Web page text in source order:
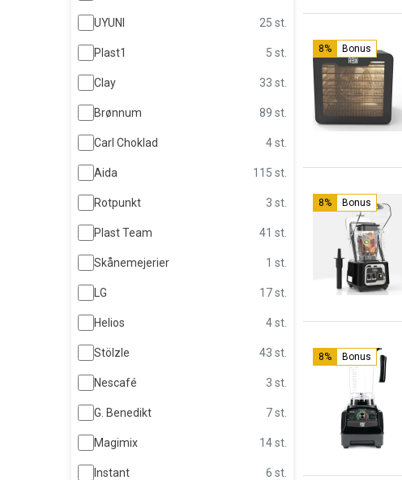
UYUNI 25 st.
Plast1 5 st.
Clay 33 st.
Brønnum 89 st.
Carl Choklad 4 st.
Aida 115 st.
Rotpunkt 3 st.
Plast Team 41 st.
Skånemejerier 1 st.
LG 17 st.
Helios 4 st.
Stölzle 43 st.
Nescafé 3 st.
G. Benedikt 7 st.
Magimix 14 st.
Instant 6 st.
8% Bonus
8% Bonus
8% Bonus